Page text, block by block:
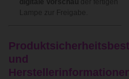
digitale Vorschau der fertigen
Lampe zur Freigabe.
und